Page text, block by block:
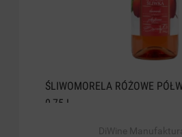
ŚLIWOMORELA RÓŻOWE
0,75 L
DiWine